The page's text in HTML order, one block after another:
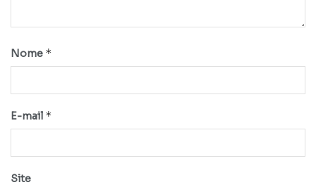
Nome *
E-mail *
Site